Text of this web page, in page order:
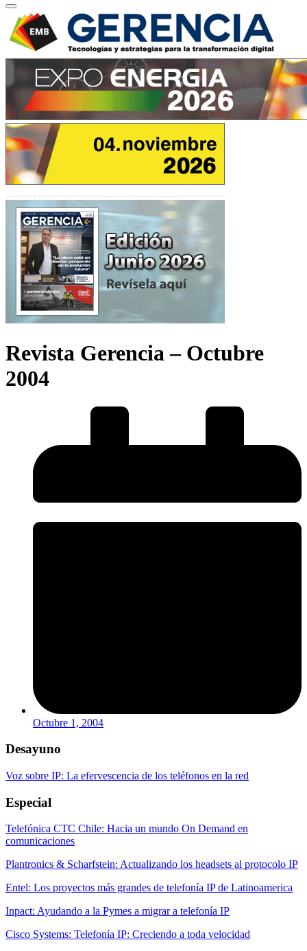
Revista Gerencia – Octubre
2004
Octubre 1, 2004
Desayuno
Voz sobre IP: La efervescencia de los teléfonos en la red
Especial
Telefónica CTC Chile: Hacia un mundo On Demand en
comunicaciones
Plantronics & Scharfstein: Actualizando los headsets al protocolo IP
Entel: Los proyectos más grandes de telefonía IP de Latinoamerica
Inpact: Ayudando a la Pymes a migrar a telefonía IP
Cisco Systems: Telefonía IP: Creciendo a toda velocidad